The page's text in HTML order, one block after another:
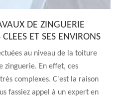
DE ZINGUERIE
ET SES ENVIRONS
au niveau de la toiture
zinguerie. En effet, ces
complexes. C'est la raison
fassiez appel à un expert en